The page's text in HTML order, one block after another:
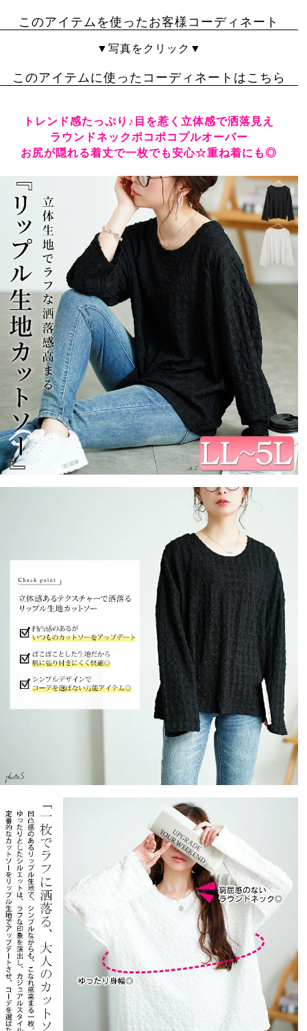
このアイテムを使ったお客様コーディネート
▼写真をクリック▼
このアイテムに使ったコーディネートはこちら
トレンド感たっぷり♪目を惹く立体感で洒落見え
ラウンドネックポコポコプルオーバー
お尻が隠れる着丈で一枚でも安心☆重ね着にも◎